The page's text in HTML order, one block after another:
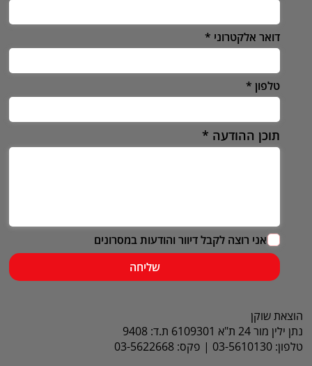
דואר אלקטרוני
טלפון
תוכן ההודעה
אני רוצה לקבל דיוור והודעות במסרונים
שליחה
הוצאת שוקן
נתן ילין מור 24 ת"א 6109301 ת.ד: 9408
טלפון: 03-5610130 | פקס: 03-5622668